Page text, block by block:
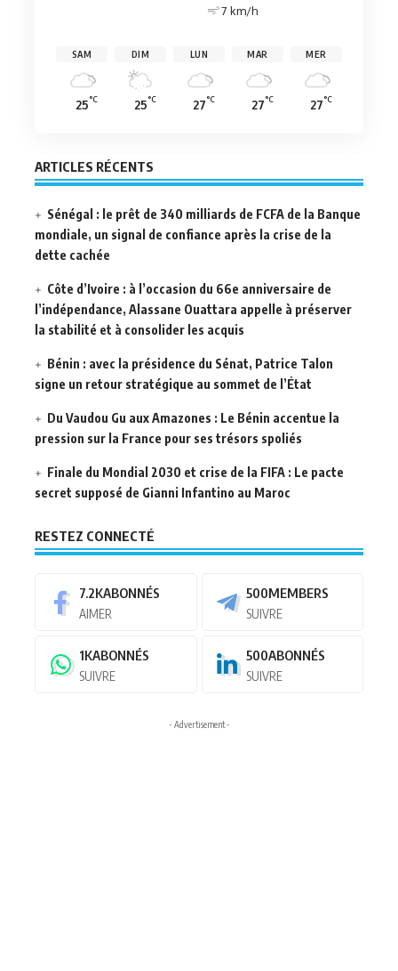
7 km/h
SAM
25°C
DIM
25°C
LUN
27°C
MAR
27°C
MER
27°C
ARTICLES RÉCENTS
Sénégal : le prêt de 340 milliards de FCFA de la Banque
mondiale, un signal de confiance après la crise de la
dette cachée
Côte d’Ivoire : à l’occasion du 66e anniversaire de
l’indépendance, Alassane Ouattara appelle à préserver
la stabilité et à consolider les acquis
Bénin : avec la présidence du Sénat, Patrice Talon
signe un retour stratégique au sommet de l’État
Du Vaudou Gu aux Amazones : Le Bénin accentue la
pression sur la France pour ses trésors spoliés
Finale du Mondial 2030 et crise de la FIFA : Le pacte
secret supposé de Gianni Infantino au Maroc
RESTEZ CONNECTÉ
7.2KABONNÉS
AIMER
500MEMBERS
SUIVRE
1KABONNÉS
SUIVRE
500ABONNÉS
SUIVRE
- Advertisement -